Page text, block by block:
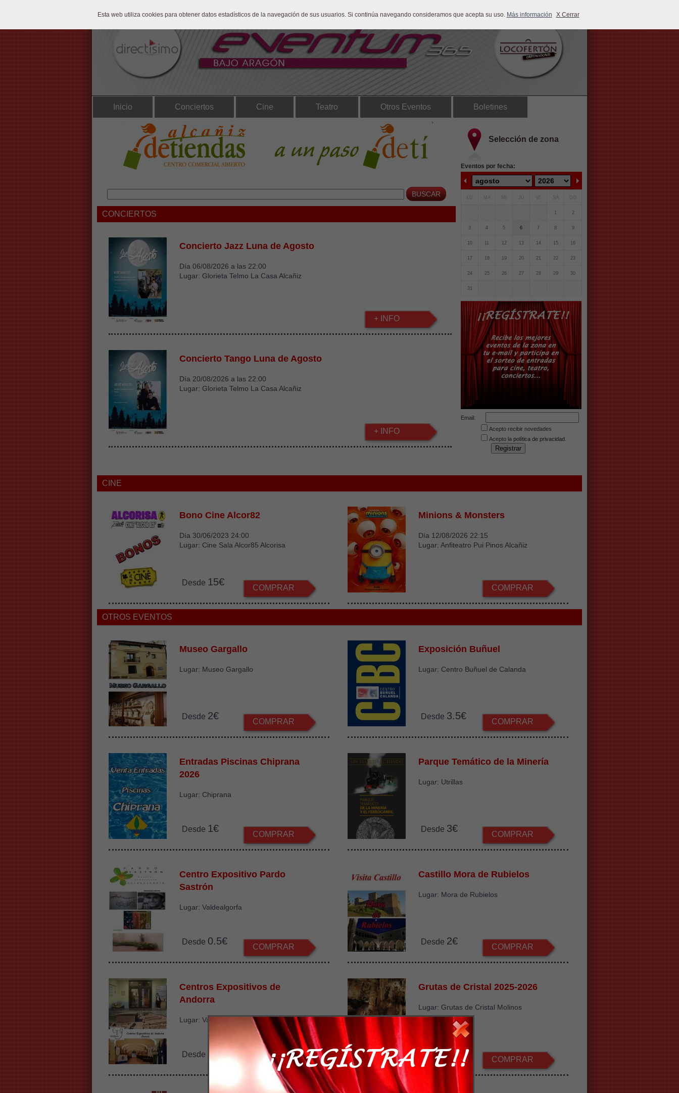
Esta web utiliza cookies para obtener datos estadísticos de la navegación de sus usuarios. Si continúa navegando consideramos que acepta su uso. Más información X Cerrar
Inicio Conciertos Cine Teatro Otros Eventos Boletines
CONCIERTOS
Concierto Jazz Luna de Agosto
Día 06/08/2026 a las 22:00
Lugar: Glorieta Telmo La Casa Alcañiz
+ INFO
Concierto Tango Luna de Agosto
Día 20/08/2026 a las 22:00
Lugar: Glorieta Telmo La Casa Alcañiz
+ INFO
Selección de zona
Eventos por fecha:
MA VI SÁ DO
1 2
3 4 5 6 7 8 9
10 11 12 13 14 15 16
17 18 19 20 21 22 23
24 25 26 27 28 29 30
31
Email:
Acepto recibir novedades
Acepto la política de privacidad.
CINE
Bono Cine Alcor82
Día 30/06/2023 24:00
Lugar: Cine Sala Alcor85 Alcorisa
Desde 15€
COMPRAR
Minions & Monsters
Día 12/08/2026 22:15
Lugar: Anfiteatro Pui Pinos Alcañiz
COMPRAR
OTROS EVENTOS
Museo Gargallo
Lugar: Museo Gargallo
Desde 2€
COMPRAR
Exposición Buñuel
Lugar: Centro Buñuel de Calanda
Desde 3.5€
COMPRAR
Entradas Piscinas Chiprana
2026
Lugar: Chiprana
Desde 1€
COMPRAR
Parque Temático de la Minería
Lugar: Utrillas
Desde 3€
COMPRAR
Centro Expositivo Pardo
Sastrón
Lugar: Valdealgorfa
Desde 0.5€
COMPRAR
Castillo Mora de Rubielos
Lugar: Mora de Rubielos
Desde 2€
COMPRAR
Centros Expositivos de
Andorra
Lugar: Varios recintos
Desde 2.2€
COMPRAR
Grutas de Cristal 2025-2026
Lugar: Grutas de Cristal Molinos
Desde5€
COMPRAR